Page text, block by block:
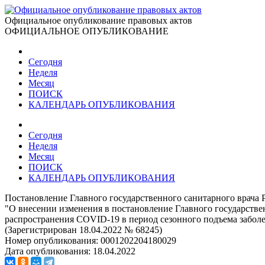
Официальное опубликование правовых актов
ОФИЦИАЛЬНОЕ ОПУБЛИКОВАНИЕ
Сегодня
Неделя
Месяц
ПОИСК
КАЛЕНДАРЬ ОПУБЛИКОВАНИЯ
Сегодня
Неделя
Месяц
ПОИСК
КАЛЕНДАРЬ ОПУБЛИКОВАНИЯ
Постановление Главного государственного санитарного
"О внесении изменения в постановление Главного
распространения СОVID-19 в период сезонного подъема
(Зарегистрирован 18.04.2022 № 68245)
Номер опубликования: 0001202204180029
Дата опубликования: 18.04.2022